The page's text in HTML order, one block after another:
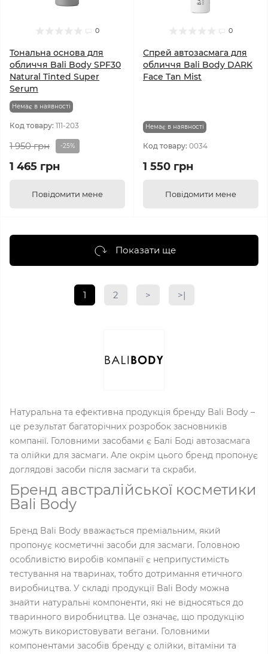
0
Тональна основа для
обличчя Bali Body SPF30
Natural Tinted Super
Serum
Немає в наявності
Код товару: 111-203
1 950 грн -25%
1 465 грн
Повідомити мене
0
Спрей автозасмага для
обличчя Bali Body DARK
Face Tan Mist
Немає в наявності
Код товару: 0034
1 550 грн
Повідомити мене
Показати ще
1 2 > >|
Натуральна та ефективна продукція бренду Bali Body –
це результат багаторічних розробок засновників
компанії. Головними засобами є Балі Боді автозасмага
та олійки для засмаги. Але окрім цього бренд пропонує
доглядові засоби після засмаги та скраби.
Бренд австралійської косметики
Bali Body
Бренд Bali Body вважається преміальним, який
пропонує косметичні засоби для засмаги. Головною
особливістю виробів компанії є неприпустимість
тестування на тваринах, тобто дотримання етичного
виробництва. У складі продукції Bali Body можна
знайти натуральні компоненти, які не відносяться до
тваринного виробництва. Це означає, що продукцію
можуть використовувати вегани. Головними
компонентами засобів бренду є олійки, вітаміни та